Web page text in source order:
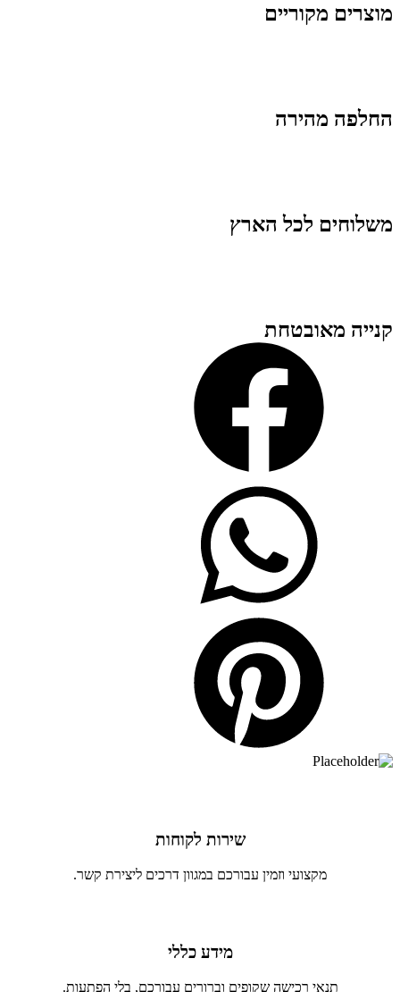
מוצרים מקוריים
החלפה מהירה
משלוחים לכל הארץ
קנייה מאובטחת
שירות לקוחות
מקצועי וזמין עבורכם במגוון דרכים ליצירת קשר.
מידע כללי
תנאי רכישה שקופים וברורים עבורכם, בלי הפתעות.